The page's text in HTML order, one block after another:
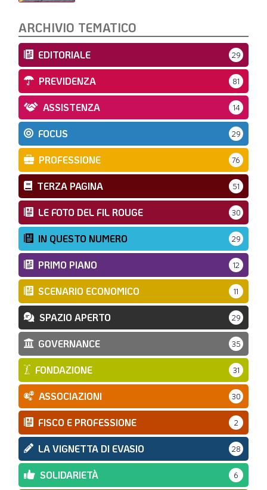
ARCHIVIO TEMATICO
EDITORIALE 29
PREVIDENZA 81
ASSISTENZA 14
FOCUS 29
PROFESSIONE 76
TERZA PAGINA 51
LE FOTO DEL FIL ROUGE 30
IN QUESTO NUMERO 29
PRIMO PIANO 12
SCENARIO ECONOMICO 11
SPAZIO APERTO 29
GOVERNANCE 35
FONDAZIONE 31
ASSOCIAZIONI 30
FISCO E PROFESSIONE 2
LA VIGNETTA DI EVASIO 28
SOLIDARIETÀ 6